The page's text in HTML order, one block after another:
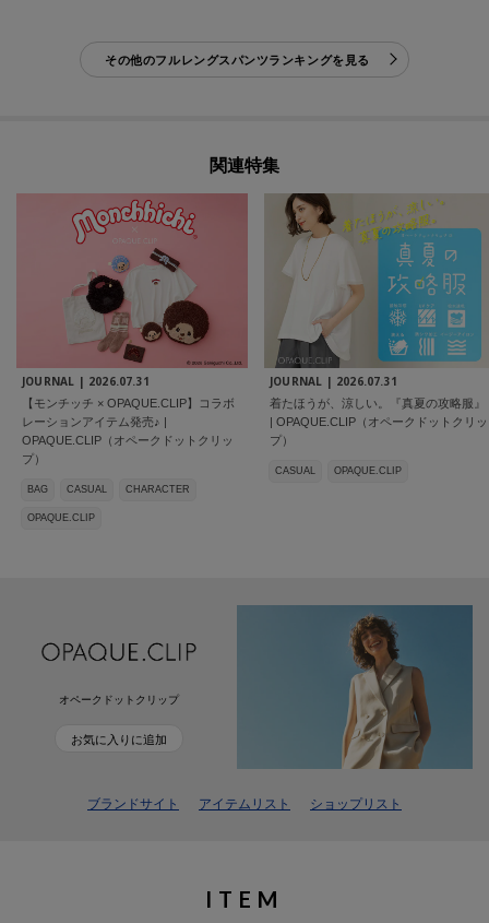
その他のフルレングスパンツランキングを見る
関連特集
JOURNAL | 2026.07.31
【モンチッチ × OPAQUE.CLIP】コラボ
レーションアイテム発売♪ |
OPAQUE.CLIP（オペークドットクリッ
プ）
BAG CASUAL CHARACTER
OPAQUE.CLIP
JOURNAL | 2026.07.31
着たほうが、涼しい。『真夏の攻略服』
| OPAQUE.CLIP（オペークドットクリッ
プ）
CASUAL OPAQUE.CLIP
オペークドットクリップ
お気に入りに追加
ブランドサイト アイテムリスト ショップリスト
ITEM